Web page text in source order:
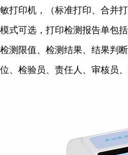
敏打印机，（标准打印、合并
模式可选，打印检测报告单包
检测限值、检测结果、结果判
位、检验员、责任人、审核员